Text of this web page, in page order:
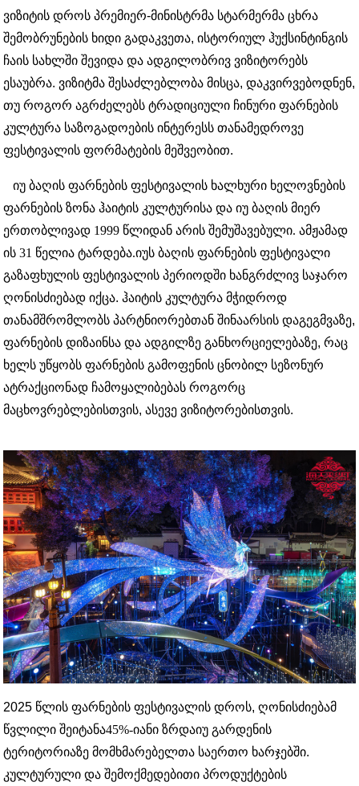
ვიზიტის დროს პრემიერ-მინისტრმა სტარმერმა ცხრა
შემობრუნების ხიდი გადაკვეთა, ისტორიულ ჰუქსინტინგის
ჩაის სახლში შევიდა და ადგილობრივ ვიზიტორებს
ესაუბრა. ვიზიტმა შესაძლებლობა მისცა, დაკვირვებოდნენ,
თუ როგორ აგრძელებს ტრადიციული ჩინური ფარნების
კულტურა საზოგადოების ინტერესს თანამედროვე
ფესტივალის ფორმატების მეშვეობით.
იუ ბაღის ფარნების ფესტივალის ხალხური ხელოვნების
ფარნების ზონა ჰაიტის კულტურისა და იუ ბაღის მიერ
ერთობლივად 1999 წლიდან არის შემუშავებული. ამჟამად
ის 31 წელია ტარდება.იუს ბაღის ფარნების ფესტივალი
გაზაფხულის ფესტივალის პერიოდში ხანგრძლივ საჯარო
ღონისძიებად იქცა. ჰაიტის კულტურა მჭიდროდ
თანამშრომლობს პარტნიორებთან შინაარსის დაგეგმვაზე,
ფარნების დიზაინსა და ადგილზე განხორციელებაზე, რაც
ხელს უწყობს ფარნების გამოფენის ცნობილ სეზონურ
ატრაქციონად ჩამოყალიბებას როგორც
მაცხოვრებლებისთვის, ასევე ვიზიტორებისთვის.
2025 წლის ფარნების ფესტივალის დროს, ღონისძიებამ
წვლილი შეიტანა45%-იანი ზრდაიუ გარდენის
ტერიტორიაზე მომხმარებელთა საერთო ხარჯებში.
კულტურული და შემოქმედებითი პროდუქტების